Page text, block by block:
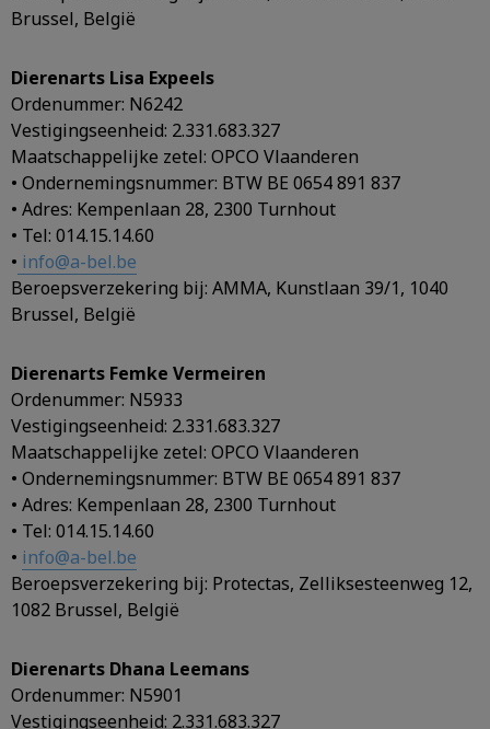
Brussel, België
Dierenarts Lisa Expeels
Ordenummer: N6242
Vestigingseenheid: 2.331.683.327
Maatschappelijke zetel: OPCO Vlaanderen
• Ondernemingsnummer: BTW BE 0654 891 837
• Adres: Kempenlaan 28, 2300 Turnhout
• Tel: 014.15.14.60
• info@a-bel.be
Beroepsverzekering bij: AMMA, Kunstlaan 39/1, 1040
Brussel, België
Dierenarts Femke Vermeiren
Ordenummer: N5933
Vestigingseenheid: 2.331.683.327
Maatschappelijke zetel: OPCO Vlaanderen
• Ondernemingsnummer: BTW BE 0654 891 837
• Adres: Kempenlaan 28, 2300 Turnhout
• Tel: 014.15.14.60
• info@a-bel.be
Beroepsverzekering bij: Protectas, Zelliksesteenweg 12,
1082 Brussel, België
Dierenarts Dhana Leemans
Ordenummer: N5901
Vestigingseenheid: 2.331.683.327